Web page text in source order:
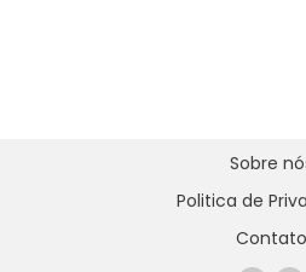
Sobre
Politica de
Contato